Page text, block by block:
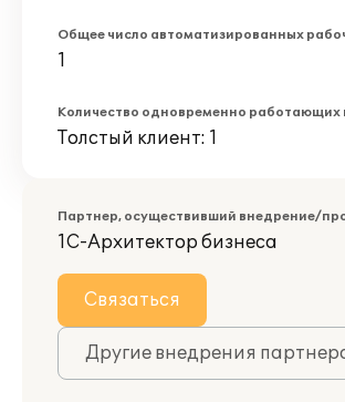
Общее число автоматизированных
1
Количество одновременно работающих
Толстый клиент: 1
Партнер, осуществивший внедрение/
1С-Архитектор бизнеса
Связаться
Другие внедрения